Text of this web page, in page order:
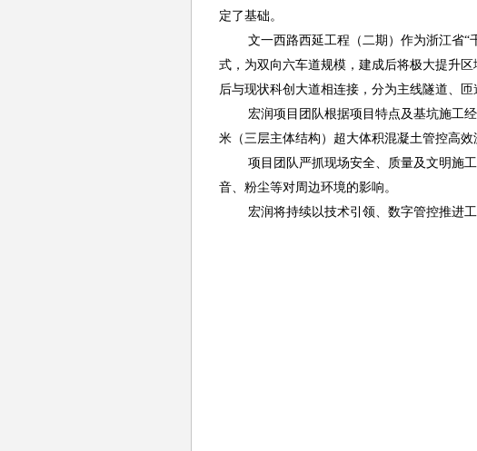
定了基础。
文一西路西延工程（二期）作为浙江省“
式，为双向六车道规模，建成后将极大提升
后与现状科创大道相连接，分为主线隧道、
宏润项目团队根据项目特点及基坑施工
米（三层主体结构）超大体积混凝土管控高
项目团队严抓现场安全、质量及文明施
音、粉尘等对周边环境的影响。
宏润将持续以技术引领、数字管控推进